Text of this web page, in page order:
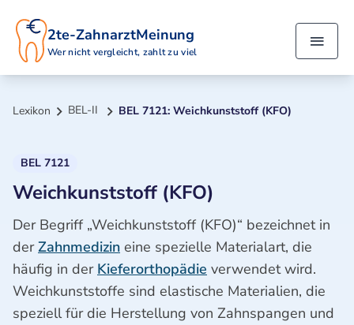
2te-ZahnarztMeinung
Wer nicht vergleicht, zahlt zu viel
Lexikon BEL-II BEL 7121: Weichkunststoff (KFO)
BEL 7121
Weichkunststoff (KFO)
Der Begriff „Weichkunststoff (KFO)“ bezeichnet in
derZahnmedizin eine spezielle Materialart, die
häufig in der Kieferorthopädie verwendet wird.
Weichkunststoffe sind elastische Materialien, die
speziell für die Herstellung von Zahnspangen und